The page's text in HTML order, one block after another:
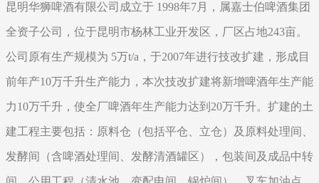
昆明华狮啤酒有限公司成立于 1998年7月，属嘉士伯啤酒集团
全资子公司，位于昆明市杨林工业开发区，厂区占地243亩。
公司原有生产规模为 5万t/a，于2007年进行技改扩建，形成目
前年产10万千升生产能力，本次技改扩建将新增啤酒年生产能
力10万千升，使全厂啤酒年生产能力达到20万千升。扩建的土
建工程主要包括：原料仓（包括平仓、立仓）及原料处理间、
发酵间（含啤酒处理间、发酵清酒罐区），包装间及成品中转